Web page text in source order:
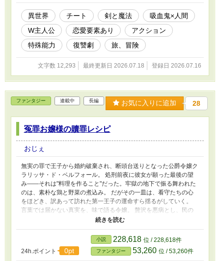
在の誕生は、ふたりにとっての幸福の始まりでもあった。
異世界 チート 剣と魔法
吸血鬼×人間
W主人公
恋愛要素あり
アクション
特殊能力
復讐劇 旅、冒険
文字数 12,293 最終更新日 2026.07.18 登録日 2026.07.16
ファンタジー 連載中 長編 お気に入りに追加 28
冤罪お嬢様の贖罪レシピ
おじぇ
無実の罪で王子から婚約破棄され、断頭台送りとなった公爵令嬢ク
ラリッサ・ド・ベルフォール。 処刑前夜に彼女が願った最後の望
み――それは"料理を作ること"だった。牢獄の地下で振る舞われた
のは、素朴な鶏と野菜の煮込み。 だがその一皿は、看守たちの心
をほどき、訳あって訪れた第一王子の運命すら揺るがしていく。
言葉では届かない真実を、味で語る令嬢。 贅沢を悪病とし、民の
温もりを忘れた王国にとって、彼女の料理は“薬”となり得るのか。
これは、食と誇り、そして隠し味程度の愛を武器に、歪んだ国を内
側から治していく一人の貴族令嬢の物語。
24h.ポイント
0pt
小説 228,618 位 / 228,618件
ファンタジー 53,260 位 / 53,260件